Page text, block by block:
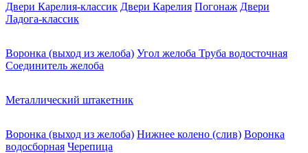
Двери Карелия-классик Двери Карелия Погонаж Двери
Ладога-классик
Воронка (выход из желоба) Угол желоба Труба водосточная
Соединитель желоба
Металлический штакетник
Воронка (выход из желоба) Нижнее колено (слив) Воронка
водосборная Черепица